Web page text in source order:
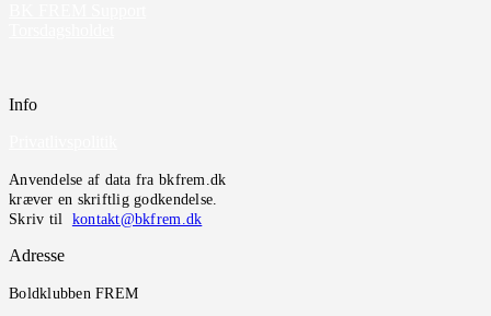
Info
Anvendelse af data fra bkfrem.dk
kræver en skriftlig godkendelse.
Skriv til kontakt@bkfrem.dk
Adresse
Boldklubben FREM